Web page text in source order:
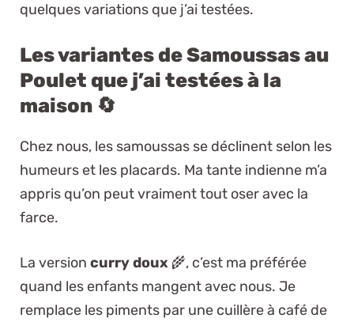
quelques variations que j’ai testées.
Les variantes de Samoussas au
Poulet que j’ai testées à la
maison 🔄
Chez nous, les samoussas se déclinent selon les
humeurs et les placards. Ma tante indienne m’a
appris qu’on peut vraiment tout oser avec la
farce.
La version curry doux 🌾, c’est ma préférée
quand les enfants mangent avec nous. Je
remplace les piments par une cuillère à café de